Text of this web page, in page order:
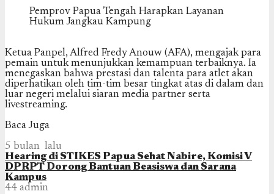
Pemprov Papua Tengah Harapkan Layanan
Hukum Jangkau Kampung
Ketua Panpel, Alfred Fredy Anouw (AFA), mengajak para
pemain untuk menunjukkan kemampuan terbaiknya. Ia
menegaskan bahwa prestasi dan talenta para atlet akan
diperhatikan oleh tim-tim besar tingkat atas di dalam dan
luar negeri melalui siaran media partner serta
livestreaming.
Baca Juga
5 bulan lalu
Hearing di STIKES Papua Sehat Nabire, Komisi V
DPRPT Dorong Bantuan Beasiswa dan Sarana
Kampus
44 admin